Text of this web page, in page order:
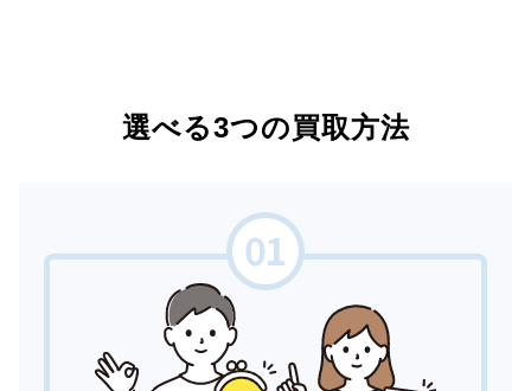
選べる3つの買取方法